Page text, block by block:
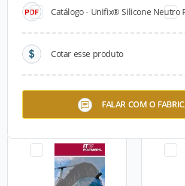
Catálogo - Unifix® Silicone Neutro
Cotar esse produto
FALAR COM O